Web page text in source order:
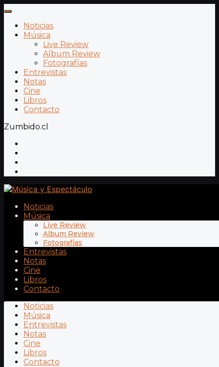
Noticias
Música
Live Review
Album Review
Fotografías
Entrevistas
Notas
Cine
Libros
Contacto
Zumbido.cl
Noticias
Música
Live Review
Album Review
Fotografías
Entrevistas
Notas
Cine
Libros
Contacto
Noticias
Música
Entrevistas
Notas
Cine
Libros
Contacto